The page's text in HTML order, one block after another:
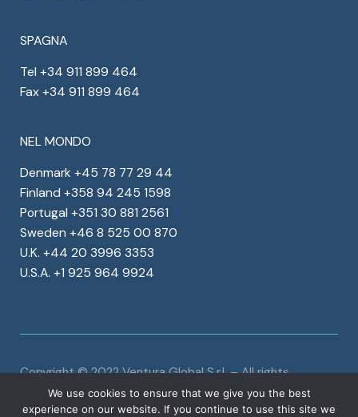
SPAGNA
Tel +34 911 899 464
Fax +34 911 899 464
NEL MONDO
Denmark +45 78 77 29 44
Finland +358 94 245 1598
Portugal +351 30 881 2561
Sweden +46 8 525 00 870
U.K. +44 20 3996 3353
U.S.A. +1 925 964 9924
Copyright © 2022 Ventura Global S.r.l. – All rights
reserved
Dati societari Privacy &Cookies
Corporate social responsibility program
We use cookies to ensure that we give you the best
experience on our website. If you continue to use this site we